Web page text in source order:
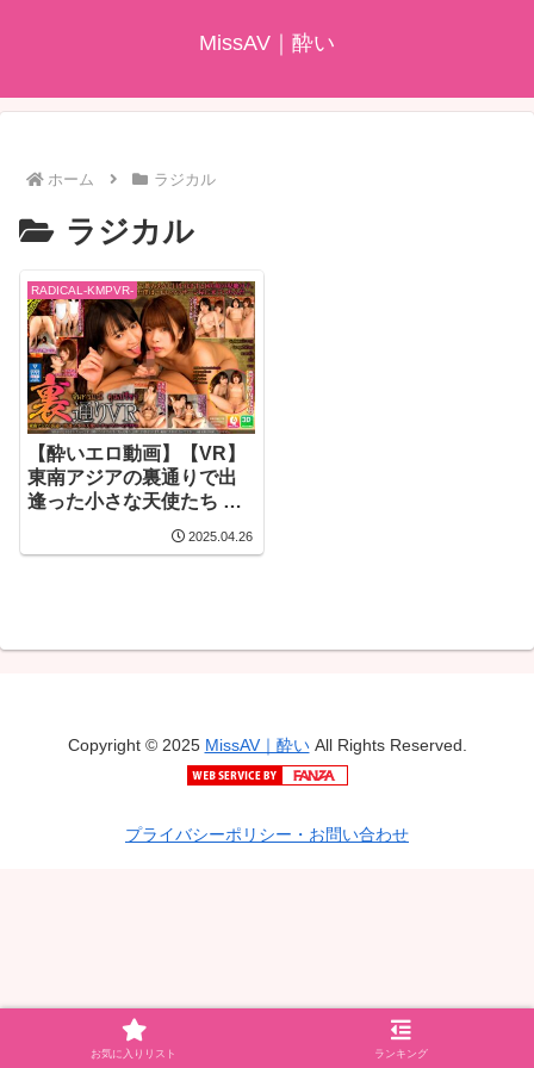
MissAV｜酔い
ホーム ラジカル
ラジカル
RADICAL-KMPVR-
【酔いエロ動画】【VR】
東南アジアの裏通りで出
逢った小さな天使たち チ
ャッマニー＆プリチャ
2025.04.26
Copyright © 2025 MissAV｜酔いAll Rights Reserved.
プライバシーポリシー・お問い合わせ
お気に入りリスト ランキング